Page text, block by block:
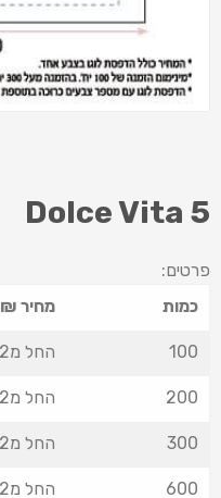
Dolce Vita 5
פרטים:
כמות
מחיר ₪
100 החל מ2 ₪ ליח'
200 החל מ2 ₪ ליח'
300 החל מ2 ₪ ליח'
600 החל מ2 ₪ ליח'